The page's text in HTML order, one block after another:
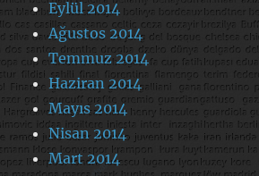
Eylül 2014
Ağustos 2014
Temmuz 2014
Haziran 2014
Mayıs 2014
Nisan 2014
Mart 2014